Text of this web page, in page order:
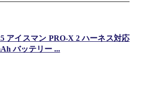
アイスマン PRO-X 2 ハーネス対応
バッテリー ...